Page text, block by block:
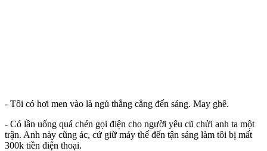
- Tôi có hơi men vào là ngủ thẳng cẳng đến sáng. May ghê.
- Có lần uống quá chén gọi điện cho người yêu cũ chửi anh ta một
trận. Anh này cũng ác, cứ giữ máy thế đến tận sáng làm tôi bị mất
300k tiền điện thoại.